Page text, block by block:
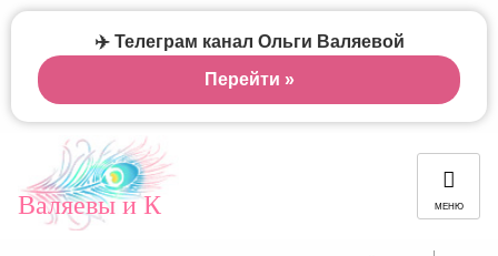
Валяевы и К МЕНЮ
✈️ Телеграм канал Ольги Валяевой
Перейти »